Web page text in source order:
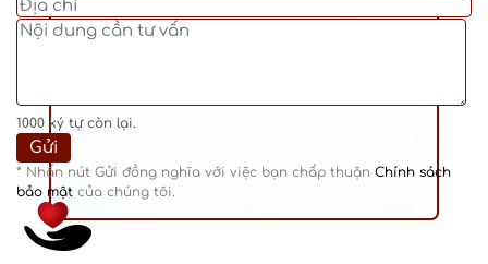
1000 ký tự còn lại.
* Nhấn nút Gửi đồng nghĩa với việc bạn chấp thuận Chính sách
bảo mật của chúng tôi.